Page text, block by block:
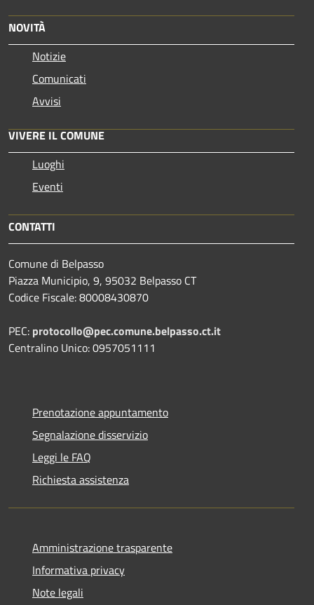
NOVITÀ
Notizie
Comunicati
Avvisi
VIVERE IL COMUNE
Luoghi
Eventi
CONTATTI
Comune di Belpasso
Piazza Municipio, 9, 95032 Belpasso CT
Codice Fiscale: 80008430870
PEC: protocollo@pec.comune.belpasso.ct.it
Centralino Unico: 0957051111
Prenotazione appuntamento
Segnalazione disservizio
Leggi le FAQ
Richiesta assistenza
Amministrazione trasparente
Informativa privacy
Note legali